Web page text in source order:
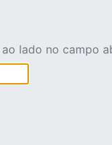
lado no campo